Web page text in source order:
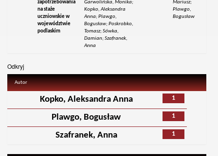
zapotrzebowania
na staże
uczniowskie w
województwie
podlaskim
Garwolińska, Monika;
Kopko, Aleksandra
Anna; Plawgo,
Bogusław; Poskrobko,
Tomasz; Sówka,
Damian; Szafranek,
Anna
Mariusz;
Plawgo,
Bogusław
Odkryj
Autor
1
Kopko, Aleksandra Anna
1
Plawgo, Bogusław
1
Szafranek, Anna